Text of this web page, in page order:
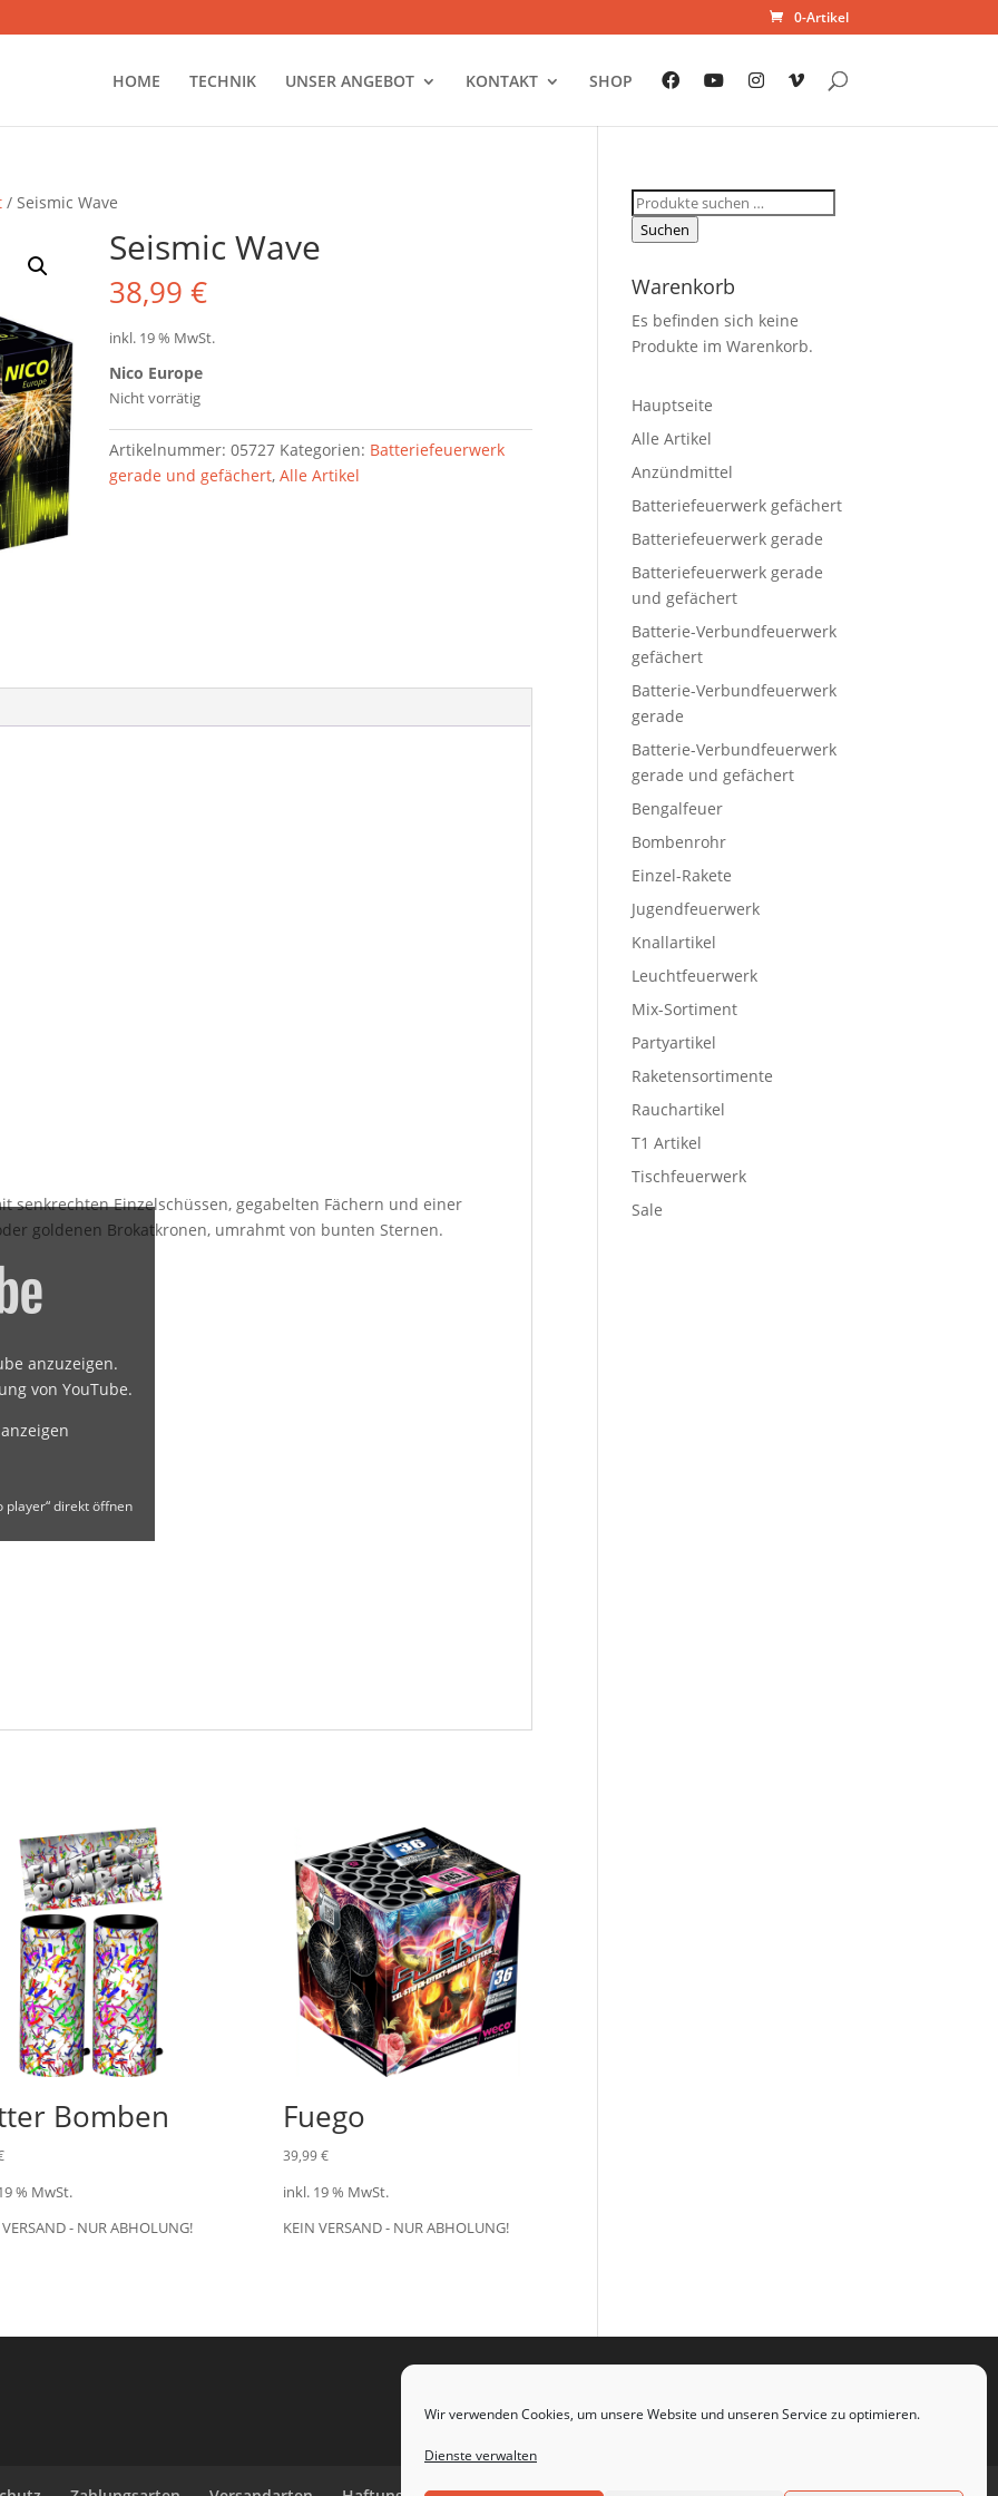
Wir verwenden Cookies, um unsere Website und unseren Service zu optimieren.
Dienste verwalten
0-Artikel
HOME TECHNIK UNSER ANGEBOT KONTAKT SHOP
/ Seismic Wave
Seismic Wave
38,99€
inkl. 19 % MwSt.
Nico Europe
Nicht vorrätig
Artikelnummer:05727 Kategorien: Batteriefeuerwerk
gerade und gefächert,Alle Artikel
anzuzeigen.
von YouTube.
player“ direkt öffnen
senkrechten Einzelschüssen, gegabelten Fächern und einer
goldenen Brokatkronen, umrahmt von bunten Sternen.
Bomben
% MwSt.
- NUR ABHOLUNG!
Fuego
39,99€
inkl. 19 % MwSt.
KEIN VERSAND - NUR ABHOLUNG!
Suchen
nach:
Suchen
Warenkorb
Es befinden sich keine
Produkte im Warenkorb.
Hauptseite
Alle Artikel
Anzündmittel
Batteriefeuerwerk gefächert
Batteriefeuerwerk gerade
Batteriefeuerwerk gerade
und gefächert
Batterie-Verbundfeuerwerk
gefächert
Batterie-Verbundfeuerwerk
gerade
Batterie-Verbundfeuerwerk
gerade und gefächert
Bengalfeuer
Bombenrohr
Einzel-Rakete
Jugendfeuerwerk
Knallartikel
Leuchtfeuerwerk
Mix-Sortiment
Partyartikel
Raketensortimente
Rauchartikel
T1 Artikel
Tischfeuerwerk
Sale